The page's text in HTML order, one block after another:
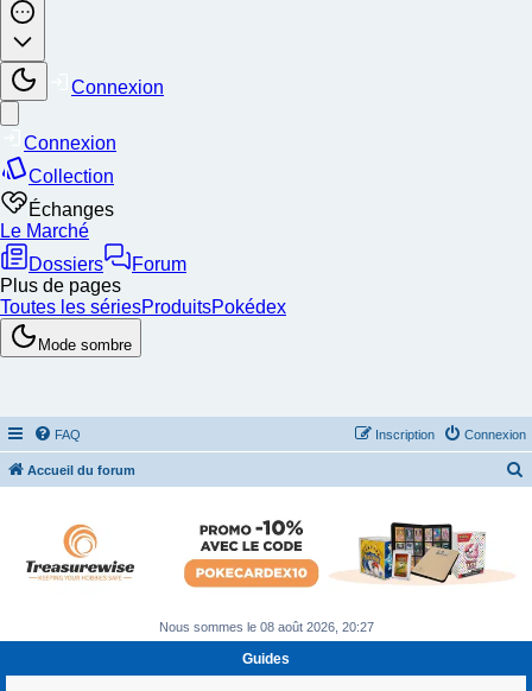
FAQ Connexion
Inscription
Accueil du forum
c
Nous sommes le 08 août 2026, 20:27
Guides